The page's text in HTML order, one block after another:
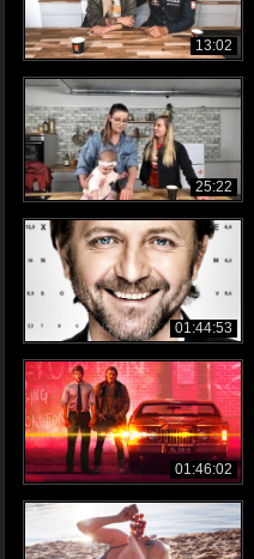
13:02
25:22
01:44:53
01:46:02